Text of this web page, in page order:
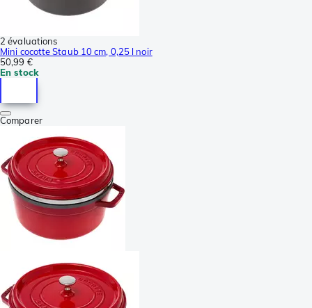
2 évaluations
Mini cocotte Staub 10 cm, 0,25 l noir
50,99 €
En stock
Comparer